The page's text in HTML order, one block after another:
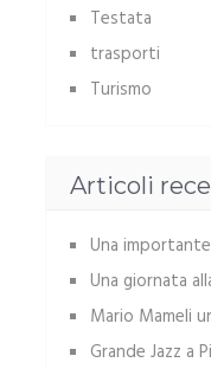
Testata
trasporti
Turismo
Articoli
Una
Una giornata
Mario Mameli
Grande Jazz a